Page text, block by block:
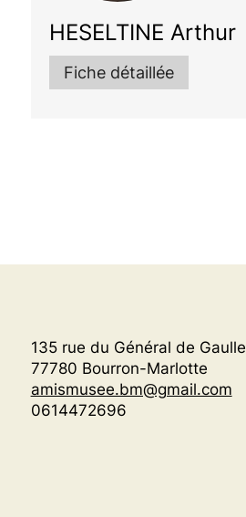
HESELTINE Arthur
Fiche détaillée
135 rue du Général de Gaulle
77780 Bourron-Marlotte
amismusee.bm@gmail.com
0614472696